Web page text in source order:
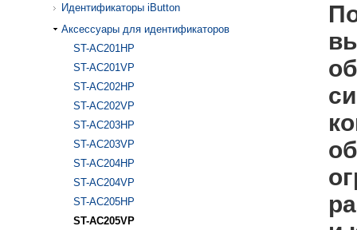
Идентификаторы iButton
Аксессуары для идентификаторов
ST-AC201HP
ST-AC201VP
ST-AC202HP
ST-AC202VP
ST-AC203HP
ST-AC203VP
ST-AC204HP
ST-AC204VP
ST-AC205HP
ST-AC205VP